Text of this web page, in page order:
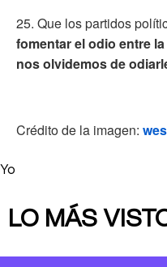
25. Que los partidos
fomentar el odio entre
nos olvidemos de
Crédito de la imagen:
Yo
LO MÁS